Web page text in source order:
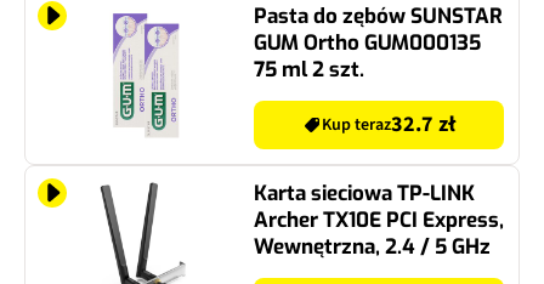
Pasta do zębów SUNSTAR
GUM Ortho GUM000135
75 ml 2 szt.
Kup teraz32.7 zł
Karta sieciowa TP-LINK
Archer TX10E PCI Express,
Wewnętrzna, 2.4 / 5 GHz